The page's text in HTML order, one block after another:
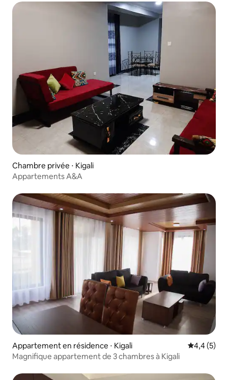
Chambre privée ⋅ Kigali
Appartements A&A
Appartement en résidence ⋅ Kigali Évaluation
4,4 (5)
Magnifique appartement de 3 chambres à Kigali